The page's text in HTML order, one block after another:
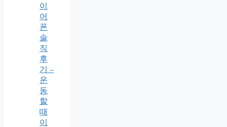
이
어
폰
솔
직
후
기 –
운
동
할
때
이